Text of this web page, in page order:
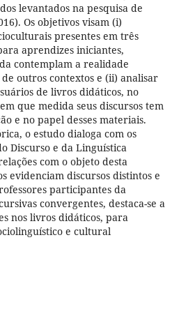
levantados na pesquisa de
Os objetivos visam (i)
presentes em três
aprendizes iniciantes,
contemplam a realidade
outros contextos e (ii) analisar
de livros didáticos, no
que medida seus discursos tem
e no papel desses materiais.
o estudo dialoga com os
Discurso e da Linguística
com o objeto desta
evidenciam discursos distintos e
participantes da
convergentes, destaca-se a
nos livros didáticos, para
e cultural